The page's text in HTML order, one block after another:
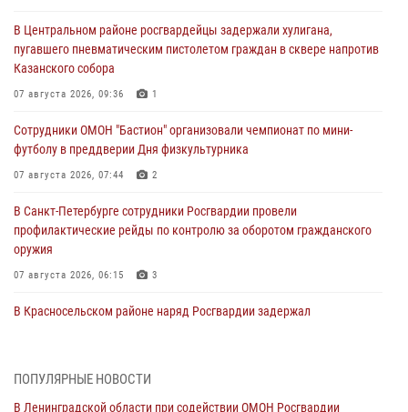
В Центральном районе росгвардейцы задержали хулигана,
пугавшего пневматическим пистолетом граждан в сквере напротив
Казанского собора
07 августа 2026, 09:36 1
Сотрудники ОМОН "Бастион" организовали чемпионат по мини-
футболу в преддверии Дня физкультурника
07 августа 2026, 07:44 2
В Санкт-Петербурге сотрудники Росгвардии провели
профилактические рейды по контролю за оборотом гражданского
оружия
07 августа 2026, 06:15 3
В Красносельском районе наряд Росгвардии задержал
06 августа 2026, 13:39 1
ПОПУЛЯРНЫЕ НОВОСТИ
В Ленинградской области при содействии ОМОН Росгвардии